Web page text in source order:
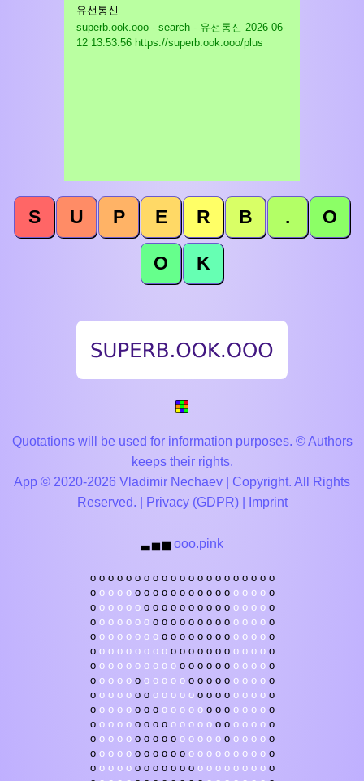
유선통신
superb.ook.ooo - search - 유선통신 2026-06-
12 13:53:56 https://superb.ook.ooo/plus
S U P E R B . O
O K
Quotations will be used for information purposes. © Authors
keeps their rights.
App © 2020-2026 Vladimir Nechaev | Copyright. All Rights
Reserved. |
Privacy (GDPR)| Imprint
▃ ▅ ▆ ooo.pink
o o o o o o o o o o o o o o o o o o o o o
o o o o o o o o o o o o o o o o o o o o o
o o o o o o o o o o o o o o o o o o o o o
o o o o o o o o o o o o o o o o o o o o o
o o o o o o o o o o o o o o o o o o o o o
o o o o o o o o o o o o o o o o o o o o o
o o o o o o o o o o o o o o o o o o o o o
o o o o o o o o o o o o o o o o o o o o o
o o o o o o o o o o o o o o o o o o o o o
o o o o o o o o o o o o o o o o o o o o o
o o o o o o o o o o o o o o o o o o o o o
o o o o o o o o o o o o o o o o o o o o o
o o o o o o o o o o o o o o o o o o o o o
o o o o o o o o o o o o o o o o o o o o o